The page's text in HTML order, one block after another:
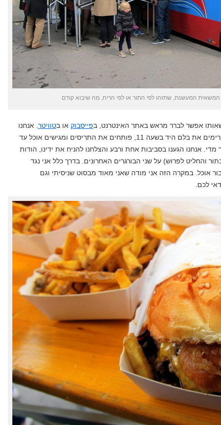
המשאית המעשנת, שתזהו לפי התור או לפי הריח, מה שיבוא קודם
אפשר לברר מראש באתר האינטרנט, בפייסבוק או בטוויטר . אנחנו
תפסנו אותה בכיכר המדליין. החבר'ה מרימים את בלם היד בשעה 11, פותחים את התריסים ומגישים אוכל עד
אנחנו הגענו בסביבות אחת ורבע והצלחנו להניח את ידינו, הודות
והחליט לפרוש) על שני הבורגרים האחרונים. בדרך כלל אני נגד
אוכל. במקרה הזה אני מודה שאני מאוד מבסוט שניסיתי וגם
לכם.